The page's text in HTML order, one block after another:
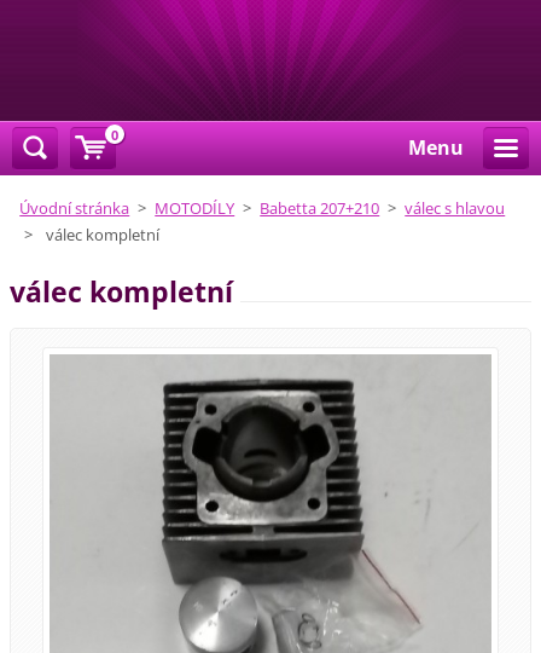
Menu
Úvodní stránka > MOTODÍLY > Babetta 207+210 > válec s hlavou
>
válec kompletní
válec kompletní
0